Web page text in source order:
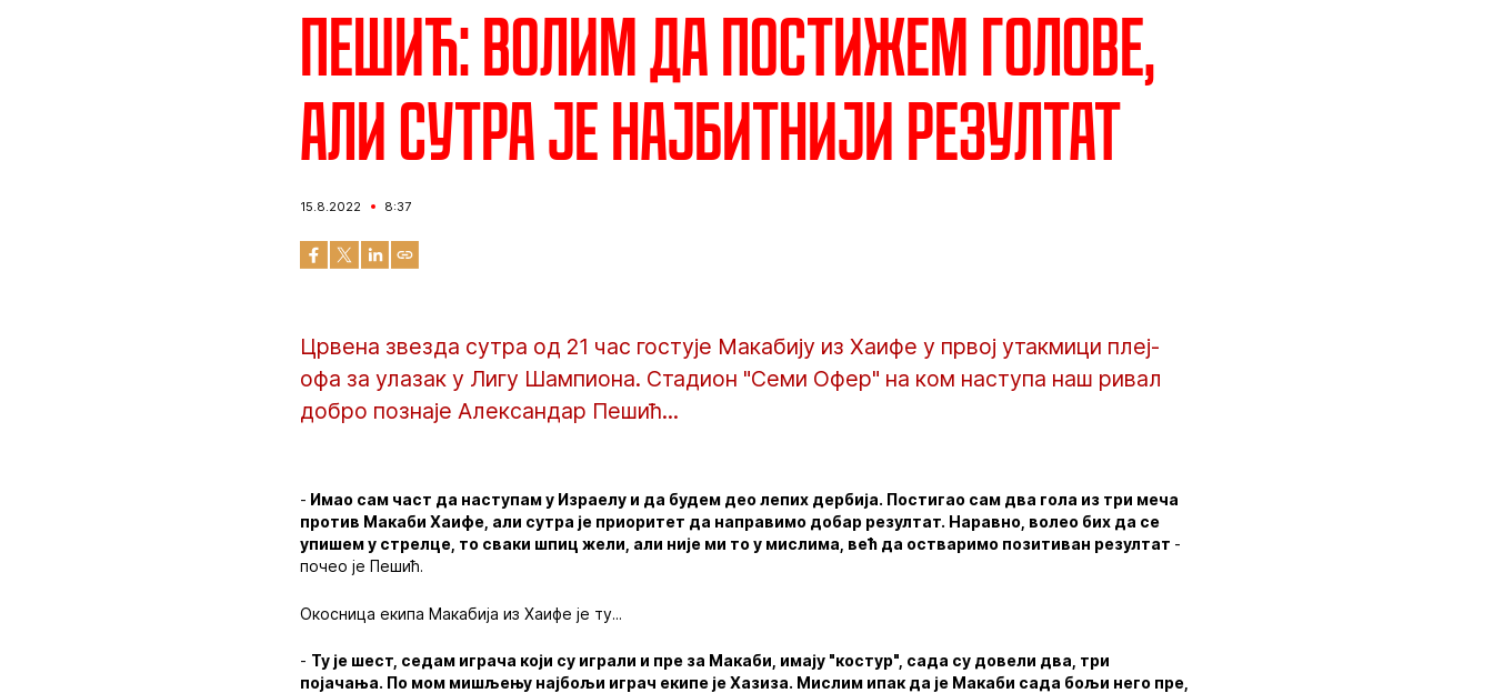
Пешић: Волим да постижем голове,
али сутра је најбитнији резултат
15.8.2022 8:37
Црвена звезда сутра од 21 час гостује Макабију из Хаифе у првој утакмици плеј-
офа за улазак у Лигу Шампиона. Стадион "Семи Офер" на ком наступа наш ривал
добро познаје Александар Пешић...
- Имао сам част да наступам у Израелу и да будем део лепих дербија. Постигао сам два гола из три меча
против Макаби Хаифе, али сутра је приоритет да направимо добар резултат. Наравно, волео бих да се
упишем у стрелце, то сваки шпиц жели, али није ми то у мислима, већ да остваримо позитиван резултат -
почео је Пешић.
Окосница екипа Макабија из Хаифе је ту...
- Ту је шест, седам играча који су играли и пре за Макаби, имају "костур", сада су довели два, три
појачања. По мом мишљењу најбољи играч екипе је Хазиза. Мислим ипак да је Макаби сада бољи него пре,